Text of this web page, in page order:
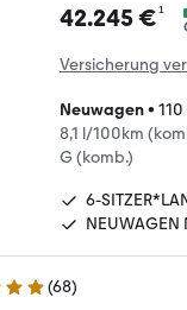
42.245 €¹
Versicherung
Neuwagen•
8,1 l/100km
G (komb.)
6-
NEUWAGEN
(68)